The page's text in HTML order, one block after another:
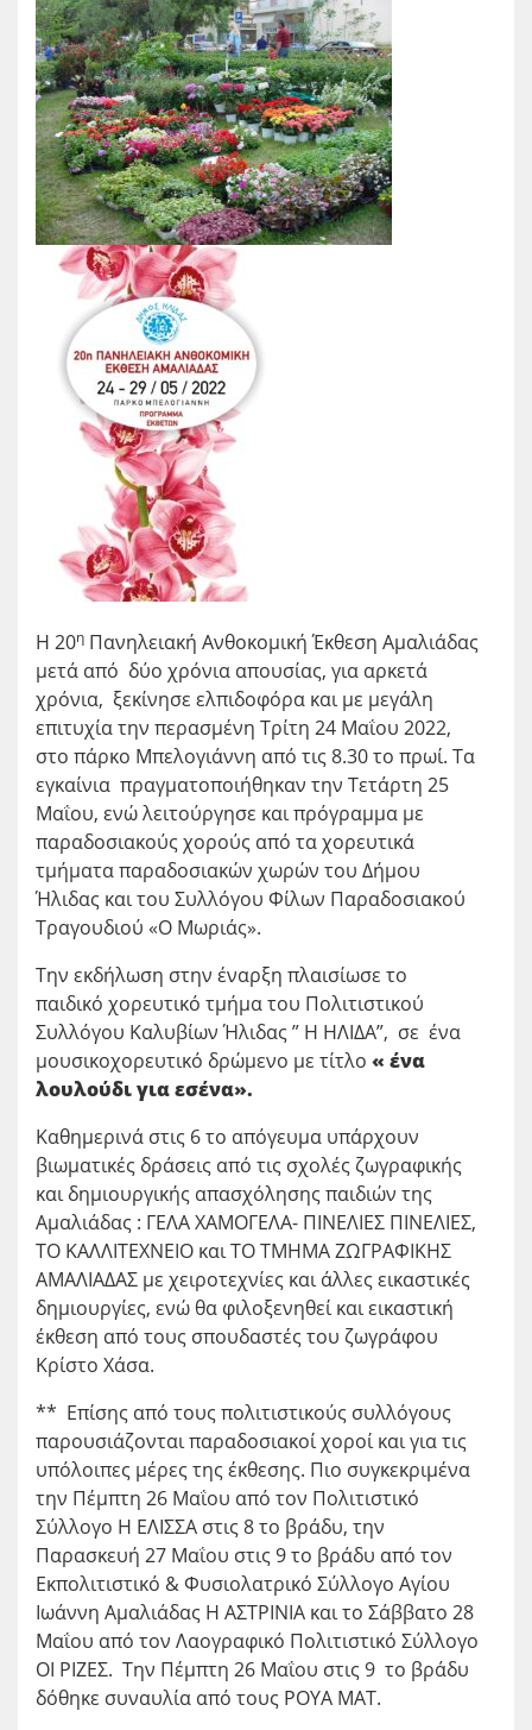
Η 20η Πανηλειακή Ανθοκομική Έκθεση Αμαλιάδας
μετά από δύο χρόνια απουσίας, για αρκετά
χρόνια, ξεκίνησε ελπιδοφόρα και με μεγάλη
επιτυχία την περασμένη Τρίτη 24 Μαΐου 2022,
στο πάρκο Μπελογιάννη από τις 8.30 το πρωί. Τα
εγκαίνια πραγματοποιήθηκαν την Τετάρτη 25
Μαΐου, ενώ λειτούργησε και πρόγραμμα με
παραδοσιακούς χορούς από τα χορευτικά
τμήματα παραδοσιακών χωρών του Δήμου
Ήλιδας και του Συλλόγου Φίλων Παραδοσιακού
Τραγουδιού «Ο Μωριάς».
Την εκδήλωση στην έναρξη πλαισίωσε το
παιδικό χορευτικό τμήμα του Πολιτιστικού
Συλλόγου Καλυβίων Ήλιδας ” Η ΗΛΙΔΑ”, σε ένα
μουσικοχορευτικό δρώμενο με τίτλο « ένα
λουλούδι για εσένα».
Καθημερινά στις 6 το απόγευμα υπάρχουν
βιωματικές δράσεις από τις σχολές ζωγραφικής
και δημιουργικής απασχόλησης παιδιών της
Αμαλιάδας : ΓΕΛΑ ΧΑΜΟΓΕΛΑ- ΠΙΝΕΛΙΕΣ ΠΙΝΕΛΙΕΣ,
ΤΟ ΚΑΛΛΙΤΕΧΝΕΙΟ και ΤΟ ΤΜΗΜΑ ΖΩΓΡΑΦΙΚΗΣ
ΑΜΑΛΙΑΔΑΣ με χειροτεχνίες και άλλες εικαστικές
δημιουργίες, ενώ θα φιλοξενηθεί και εικαστική
έκθεση από τους σπουδαστές του ζωγράφου
Κρίστο Χάσα.
** Επίσης από τους πολιτιστικούς συλλόγους
παρουσιάζονται παραδοσιακοί χοροί και για τις
υπόλοιπες μέρες της έκθεσης. Πιο συγκεκριμένα
την Πέμπτη 26 Μαΐου από τον Πολιτιστικό
Σύλλογο Η ΕΛΙΣΣΑ στις 8 το βράδυ, την
Παρασκευή 27 Μαΐου στις 9 το βράδυ από τον
Εκπολιτιστικό & Φυσιολατρικό Σύλλογο Αγίου
Ιωάννη Αμαλιάδας Η ΑΣΤΡΙΝΙΑ και το Σάββατο 28
Μαΐου από τον Λαογραφικό Πολιτιστικό Σύλλογο
ΟΙ ΡΙΖΕΣ. Την Πέμπτη 26 Μαΐου στις 9 το βράδυ
δόθηκε συναυλία από τους ΡΟΥΑ ΜΑΤ.